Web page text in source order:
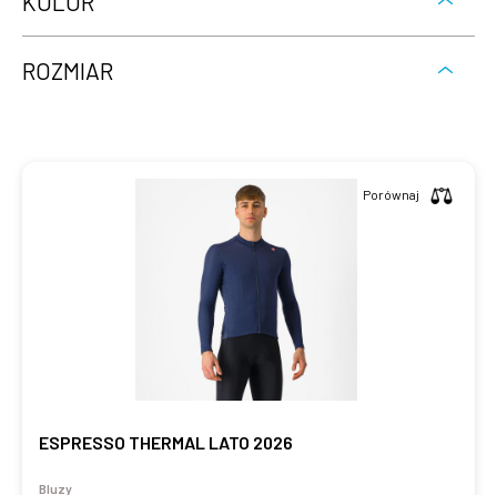
ROZMIAR
ESPRESSO THERMAL LATO 2026
Bluzy
Porównaj